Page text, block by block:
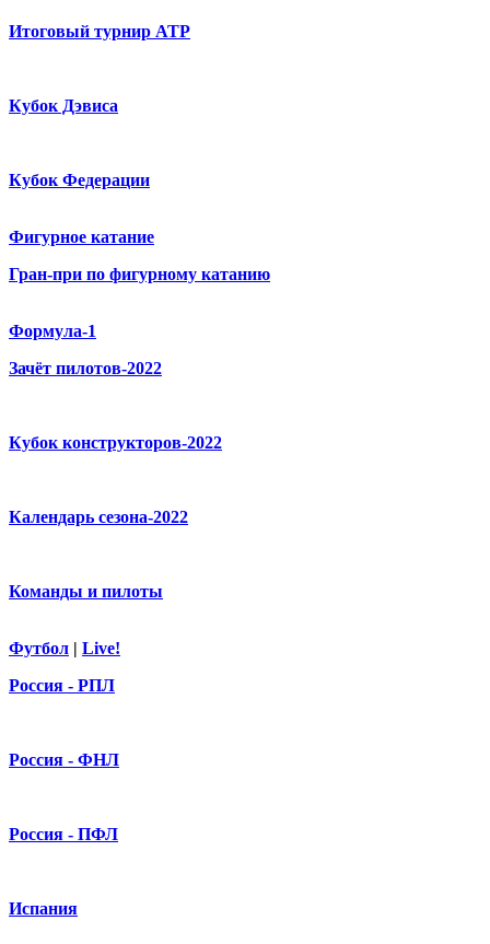
Итоговый турнир ATP
Кубок Дэвиса
Кубок Федерации
Фигурное катание
Гран-при по фигурному катанию
Формула-1
Зачёт пилотов-2022
Кубок конструкторов-2022
Календарь сезона-2022
Команды и пилоты
Футбол | Live!
Россия - РПЛ
Россия - ФНЛ
Россия - ПФЛ
Испания